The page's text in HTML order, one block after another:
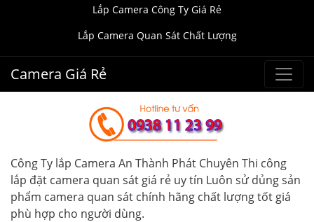
Lắp Camera Công Ty Giá Rẻ
Lắp Camera Quan Sát Chất Lượng
Camera Giá Rẻ
Công Ty lắp Camera An Thành Phát Chuyên Thi công
lắp đặt camera quan sát giá rẻ uy tín Luôn sử dủng sản
phẩm camera quan sát chính hãng chất lượng tốt giá
phù hợp cho người dùng.